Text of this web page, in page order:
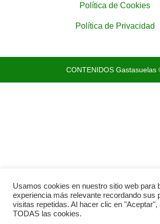
Política de Cookies
Política de Privacidad
CONTENIDOS Gastasuelas
Usamos cookies en nuestro sitio web para
experiencia más relevante recordando sus
visitas repetidas. Al hacer clic en "Aceptar",
TODAS las cookies.